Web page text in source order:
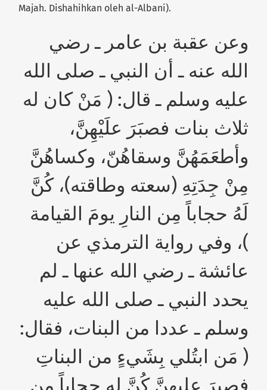
Majah. Dishahihkan oleh al-Albani).
وعن عقبة بن عامر ـ رضي
الله عنه ـ أن النبي ـ صلى الله
عليه وسلم ـ قال: ( مَنْ كان له
ثلاث بنات فصبَرَ علَيْهِنَّ،
وأطعَمَهُنَّ وسقاهُنّ، وكساهُنَّ
مِنْ جِدَتِهِ (سعته وطاقته)، كُنَّ
لَهُ حجاباً مِن النارِ يومَ القيامة
)، وفي رواية الترمذي عن
عائشة ـ رضي الله عنها ـ لم
يحدد النبي ـ صلى الله عليه
وسلم ـ عددا من البنات، فقال:
( مَن ابتُلي بِشَيءٍ من البناتِ
فصبرَ عليهِنَّ كُنَّ له حجاباً من